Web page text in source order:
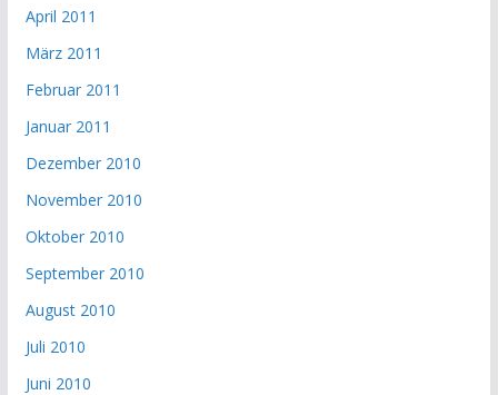
April 2011
März 2011
Februar 2011
Januar 2011
Dezember 2010
November 2010
Oktober 2010
September 2010
August 2010
Juli 2010
Juni 2010